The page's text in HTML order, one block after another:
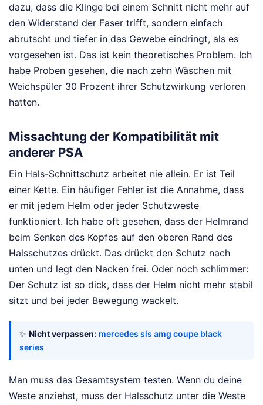
dazu, dass die Klinge bei einem Schnitt nicht mehr auf
den Widerstand der Faser trifft, sondern einfach
abrutscht und tiefer in das Gewebe eindringt, als es
vorgesehen ist. Das ist kein theoretisches Problem. Ich
habe Proben gesehen, die nach zehn Wäschen mit
Weichspüler 30 Prozent ihrer Schutzwirkung verloren
hatten.
Missachtung der Kompatibilität mit
anderer PSA
Ein Hals-Schnittschutz arbeitet nie allein. Er ist Teil
einer Kette. Ein häufiger Fehler ist die Annahme, dass
er mit jedem Helm oder jeder Schutzweste
funktioniert. Ich habe oft gesehen, dass der Helmrand
beim Senken des Kopfes auf den oberen Rand des
Halsschutzes drückt. Das drückt den Schutz nach
unten und legt den Nacken frei. Oder noch schlimmer:
Der Schutz ist so dick, dass der Helm nicht mehr stabil
sitzt und bei jeder Bewegung wackelt.
✨ Nicht verpassen: mercedes sls amg coupe black
series
Man muss das Gesamtsystem testen. Wenn du deine
Weste anziehst, muss der Halsschutz unter die Weste